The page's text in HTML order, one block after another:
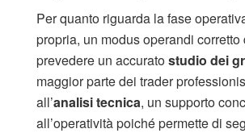
Per quanto riguarda la fase
propria, un modus operandi corretto
prevedere un accuratostudio dei
maggior parte dei trader
all’analisi tecnica, un supporto
all’operatività poiché permette di